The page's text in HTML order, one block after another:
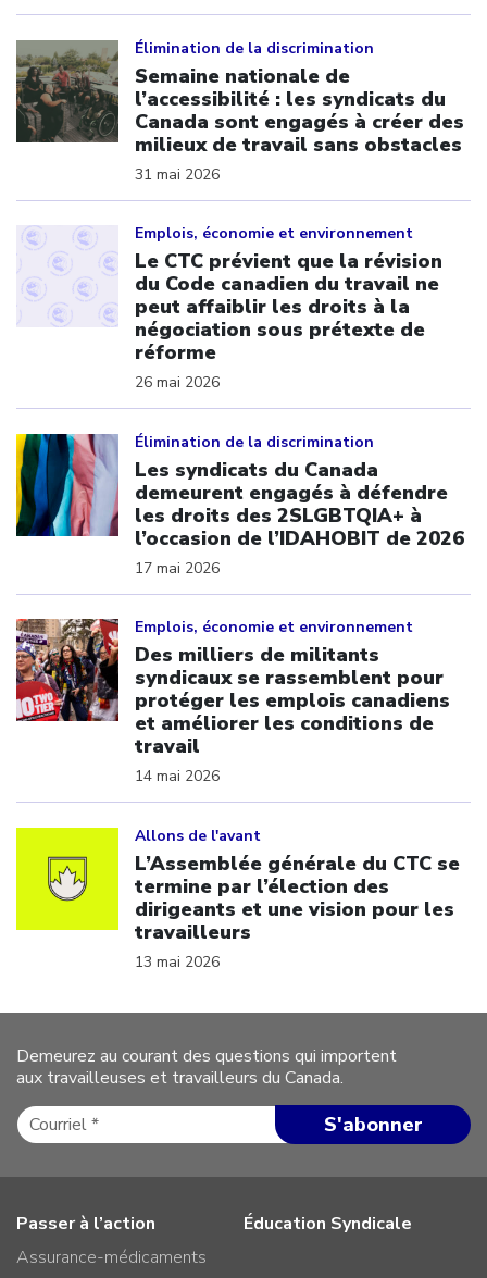
Élimination de la discrimination
Semaine nationale de
l’accessibilité : les syndicats du
Canada sont engagés à créer des
milieux de travail sans obstacles
31 mai 2026
Emplois, économie et environnement
Le CTC prévient que la révision
du Code canadien du travail ne
peut affaiblir les droits à la
négociation sous prétexte de
réforme
26 mai 2026
Élimination de la discrimination
Les syndicats du Canada
demeurent engagés à défendre
les droits des 2SLGBTQIA+ à
l’occasion de l’IDAHOBIT de 2026
17 mai 2026
Emplois, économie et environnement
Des milliers de militants
syndicaux se rassemblent pour
protéger les emplois canadiens
et améliorer les conditions de
travail
14 mai 2026
Allons de l'avant
L’Assemblée générale du CTC se
termine par l’élection des
dirigeants et une vision pour les
travailleurs
13 mai 2026
Demeurez au courant des questions qui importent
aux travailleuses et travailleurs du Canada.
Passer à l’action
Assurance-médicaments
Éducation Syndicale